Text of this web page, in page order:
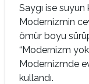
Saygı ise suyun
Modernizmin
ömür boyu
“Modernizm
Modernizmde
kullandı.